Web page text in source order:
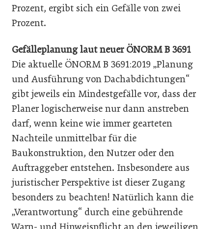
Prozent, ergibt sich ein Gefälle von zwei
Prozent.
Gefälleplanung laut neuer ÖNORM B 3691
Die aktuelle ÖNORM B 3691:2019 „Planung
und Ausführung von Dachabdichtungen“
gibt jeweils ein Mindestgefälle vor, dass der
Planer logischerweise nur dann anstreben
darf, wenn keine wie immer gearteten
Nachteile unmittelbar für die
Baukonstruktion, den Nutzer oder den
Auftraggeber entstehen. Insbesondere aus
juristischer Perspektive ist dieser Zugang
besonders zu beachten! Natürlich kann die
„Verantwortung“ durch eine gebührende